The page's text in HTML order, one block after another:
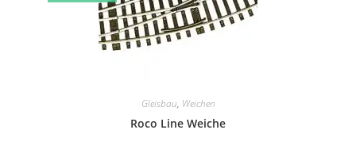
Gleisbau, Weichen
Roco Line Weiche